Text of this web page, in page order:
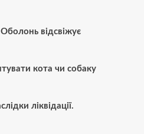
відсвіжує
кота чи собаку
ліквідації.